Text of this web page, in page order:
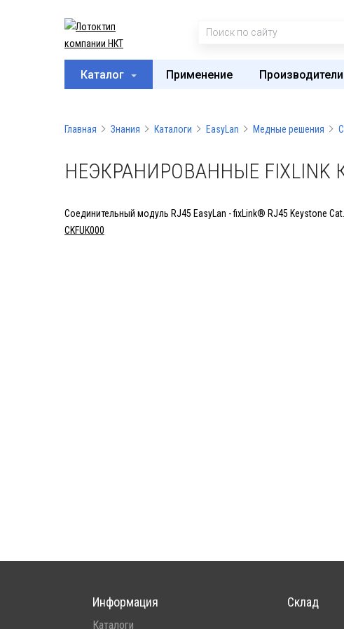
Каталог Применение Производители
Главная Знания Каталоги EasyLan Медные решения
НЕЭКРАНИРОВАННЫЕ FIXLINK
Соединительный модуль RJ45 EasyLan - fixLink® RJ45 Keystone
CKFUK000
Информация
Каталоги
Склад